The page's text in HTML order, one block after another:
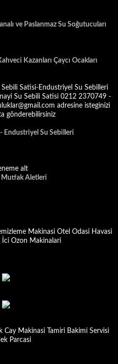
ve Paslanmaz Su Soğutucuları
Kazanları Çaycı Ocakları
Endustriyel Su Sebilleri
Mutfak Aletleri